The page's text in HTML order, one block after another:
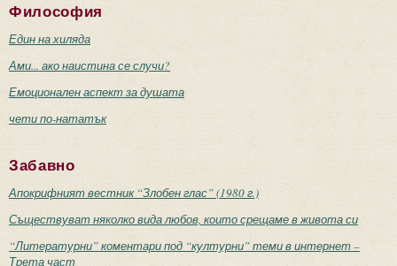
Философия
Един на хиляда
Ами... ако наистина се случи?
Емоционален аспект за душата
чети по-нататък
Забавно
Апокрифният вестник “Злобен глас” (1980 г.)
Съществуват няколко вида любов, които срещаме в живота си
“Литературни” коментари под “културни” теми в интернет –
Трета част